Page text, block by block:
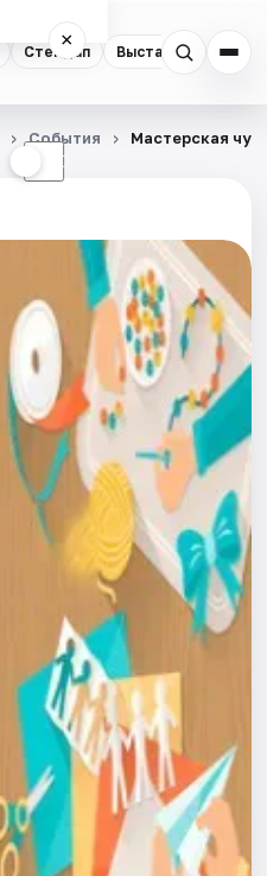
Стендап Выставки
×
☾
События Мастерская